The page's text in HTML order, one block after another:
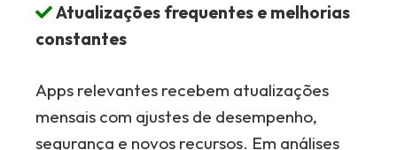
Atualizações frequentes e melhorias
constantes
Apps relevantes recebem atualizações
mensais com ajustes de desempenho,
segurança e novos recursos. Em análises